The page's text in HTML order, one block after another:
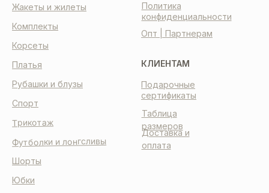
КЛИЕНТАМ
Таблица
размеров
Доставка и
оплата
Подарочные
сертификаты
Политика
конфиденциальности
Опт | Партнерам
Корсеты
Платья
Комплекты
Шорты
Спорт
Рубашки и блузы
Жакеты и жилеты
Трикотаж
Футболки и лонгсливы
Юбки